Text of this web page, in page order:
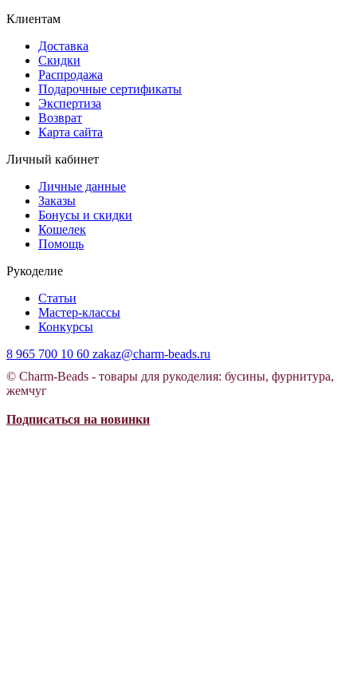
Клиентам
Доставка
Скидки
Распродажа
Подарочные сертификаты
Экспертиза
Возврат
Карта сайта
Личный кабинет
Личные данные
Заказы
Бонусы и скидки
Кошелек
Помощь
Рукоделие
Статьи
Мастер-классы
Конкурсы
8 965 700 10 60 zakaz@charm-beads.ru
© Charm-Beads - товары для рукоделия: бусины, фурнитура,
жемчуг
Подписаться на новинки